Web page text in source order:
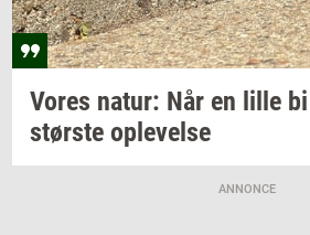
Vores natur: Når en lille bi
stør­ste op­le­vel­se
ANNONCE